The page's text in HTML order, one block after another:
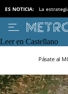
ES NOTICIA: La
Leer en Castellano
Pásate al